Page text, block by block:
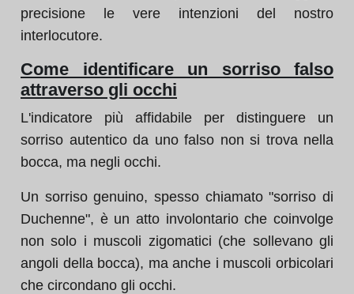
precisione le vere intenzioni del nostro
interlocutore.
Come identificare un sorriso falso
attraverso gli occhi
L'indicatore più affidabile per distinguere un
sorriso autentico da uno falso non si trova nella
bocca, ma negli occhi.
Un sorriso genuino, spesso chiamato "sorriso di
Duchenne", è un atto involontario che coinvolge
non solo i muscoli zigomatici (che sollevano gli
angoli della bocca), ma anche i muscoli orbicolari
che circondano gli occhi.